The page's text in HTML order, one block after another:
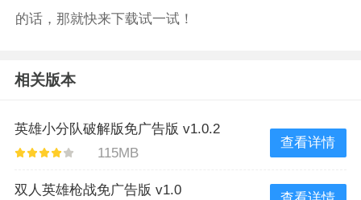
的话，那就快来下载试一试！
相关版本
英雄小分队破解版免广告版 v1.0.2
115MB
查看详情
双人英雄枪战免广告版 v1.0